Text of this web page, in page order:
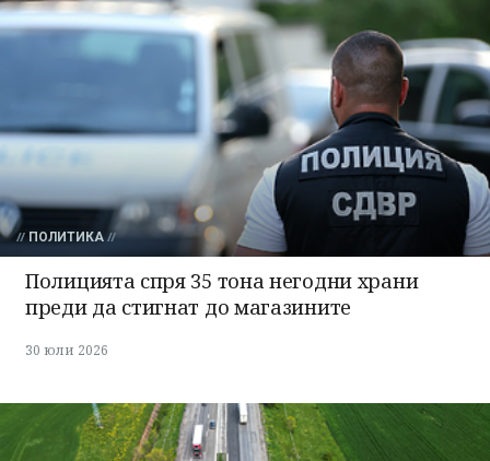
ПОЛИТИКА
Полицията спря 35 тона негодни храни
преди да стигнат до магазините
30 юли 2026